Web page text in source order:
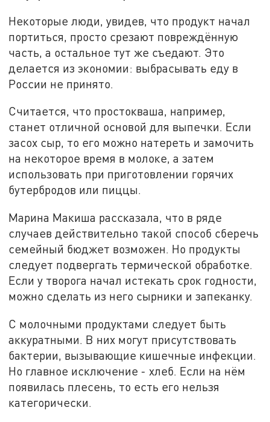
Некоторые люди, увидев, что продукт начал
портиться, просто срезают повреждённую
часть, а остальное тут же съедают. Это
делается из экономии: выбрасывать еду в
России не принято.
Считается, что простокваша, например,
станет отличной основой для выпечки. Если
засох сыр, то его можно натереть и замочить
на некоторое время в молоке, а затем
использовать при приготовлении горячих
бутербродов или пиццы.
Марина Макиша рассказала, что в ряде
случаев действительно такой способ сберечь
семейный бюджет возможен. Но продукты
следует подвергать термической обработке.
Если у творога начал истекать срок годности,
можно сделать из него сырники и запеканку.
С молочными продуктами следует быть
аккуратными. В них могут присутствовать
бактерии, вызывающие кишечные инфекции.
Но главное исключение - хлеб. Если на нём
появилась плесень, то есть его нельзя
категорически.